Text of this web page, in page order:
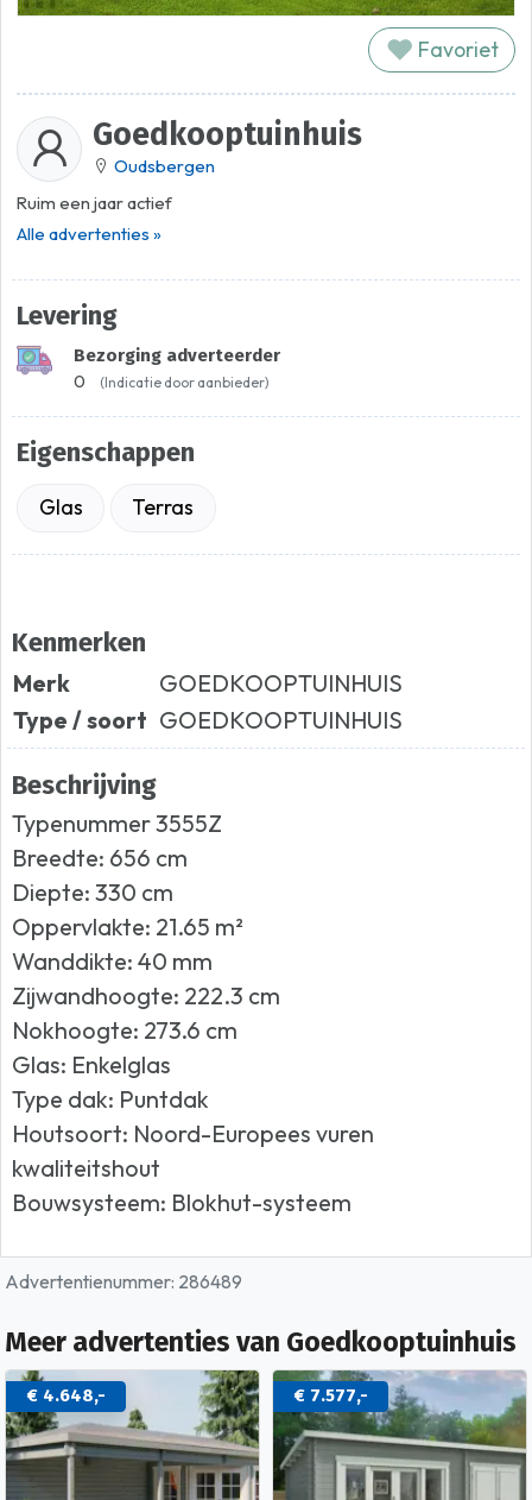
Favoriet
Goedkooptuinhuis
Oudsbergen
Ruim een jaar actief
Alle advertenties »
Levering
Bezorging adverteerder
0 (Indicatie door aanbieder)
Eigenschappen
Glas Terras
Kenmerken
Merk
GOEDKOOPTUINHUIS
Type / soort GOEDKOOPTUINHUIS
Beschrijving
Typenummer 3555Z
Breedte: 656 cm
Diepte: 330 cm
Oppervlakte: 21.65 m²
Wanddikte: 40 mm
Zijwandhoogte: 222.3 cm
Nokhoogte: 273.6 cm
Glas: Enkelglas
Type dak: Puntdak
Houtsoort: Noord-Europees vuren
kwaliteitshout
Bouwsysteem: Blokhut-systeem
Advertentienummer: 286489
Meer advertenties van Goedkooptuinhuis
€ 4.648,- € 7.577,-